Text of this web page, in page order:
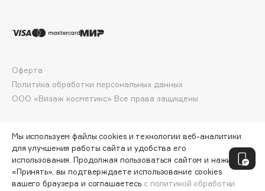
Dorco
Dr. Vranjes Firenze
Dr.Althea
Dr.Ceuracle
DSD de Luxe
Dyson
ООО «Визаж косметикс» Все права защищены
Оферта
Политика обработки персональных данных
Мы используем файлы cookies и технологии веб-аналитики
для улучшения работы сайта и удобства его
использования. Продолжая пользоваться сайтом и нажимая
«Принять», вы подтверждаете использование cookies
вашего браузера и соглашаетесь с политикой обработки